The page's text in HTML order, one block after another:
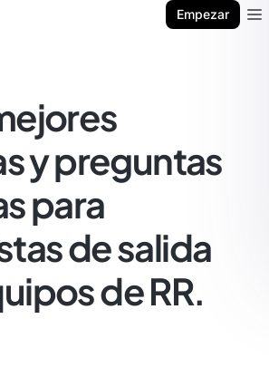
Empezar
y preguntas
para
de salida
de RR.